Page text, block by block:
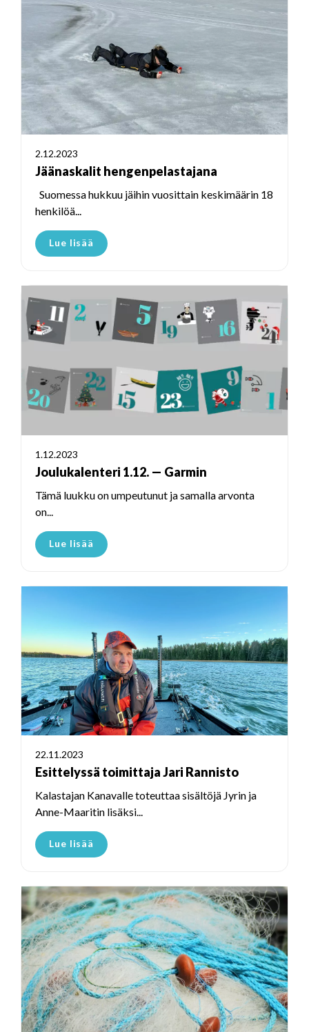
2.12.2023
Jäänaskalit hengenpelastajana
Suomessa hukkuu jäihin vuosittain keskimäärin 18
henkilöä...
Lue lisää
1.12.2023
Joulukalenteri 1.12. — Garmin
Tämä luukku on umpeutunut ja samalla arvonta
on...
Lue lisää
22.11.2023
Esittelyssä toimittaja Jari Rannisto
Kalastajan Kanavalle toteuttaa sisältöjä Jyrin ja
Anne-Maaritin lisäksi...
Lue lisää